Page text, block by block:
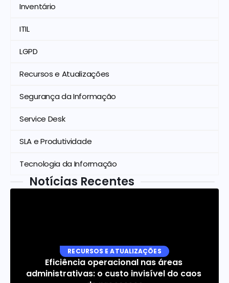
Inventário
ITIL
LGPD
Recursos e Atualizações
Segurança da Informação
Service Desk
SLA e Produtividade
Tecnologia da Informação
Notícias Recentes
RECURSOS E ATUALIZAÇÕES
Eficiência operacional nas áreas
administrativas: o custo invisível do caos